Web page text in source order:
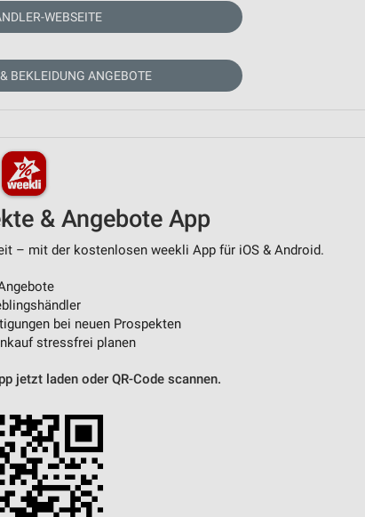
WEBSEITE
BEKLEIDUNG ANGEBOTE
& Angebote App
– mit der kostenlosen weekli App für iOS & Android.
bei neuen Prospekten
stressfrei planen
jetzt laden oder QR-Code scannen.
aus verschiedenen